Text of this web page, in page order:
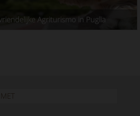
Agriturismo in Puglia